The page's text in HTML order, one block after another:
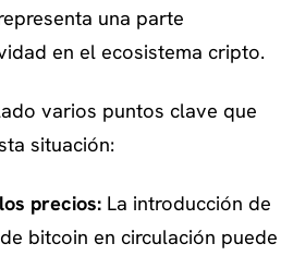
una parte
en el ecosistema cripto.
varios puntos clave que
situación:
precios:La introducción de
bitcoin en circulación puede